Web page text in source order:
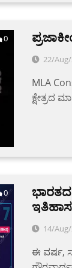
0
22/
MLA
ಕ್ಷೇತ್ರದ
0
14/
ಈ ವರ್ಷ,